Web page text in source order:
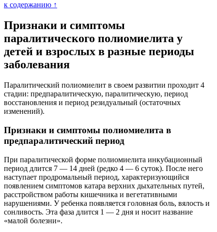
к содержанию ↑
Признаки и симптомы
паралитического полиомиелита у
детей и взрослых в разные периоды
заболевания
Паралитический полиомиелит в своем развитии проходит 4
стадии: предпаралитическую, паралитическую, период
восстановления и период резидуальный (остаточных
изменений).
Признаки и симптомы полиомиелита в
предпаралитический период
При паралитической форме полиомиелита инкубационный
период длится 7 — 14 дней (редко 4 — 6 суток). После него
наступает продромальный период, характеризующийся
появлением симптомов катара верхних дыхательных путей,
расстройством работы кишечника и вегетативными
нарушениями. У ребенка появляется головная боль, вялость и
сонливость. Эта фаза длится 1 — 2 дня и носит название
«малой болезни».